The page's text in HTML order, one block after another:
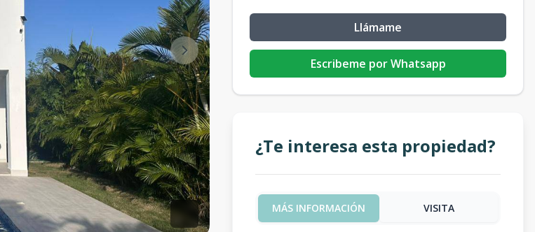
Llámame
Escribeme por Whatsapp
¿Te interesa esta propiedad?
MÁS INFORMACIÓN VISITA